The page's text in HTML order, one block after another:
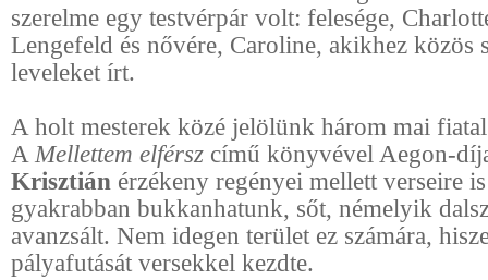
szerelme egy testvérpár volt: felesége,
Lengefeld és nővére, Caroline, akikhez közös
leveleket írt.
A holt mesterek közé jelölünk három mai fiatal
A Mellettem elférsz című könyvével Aegon-
Krisztián érzékeny regényei mellett verseire
gyakrabban bukkanhatunk, sőt, némelyik
avanzsált. Nem idegen terület ez számára,
pályafutását versekkel kezdte.